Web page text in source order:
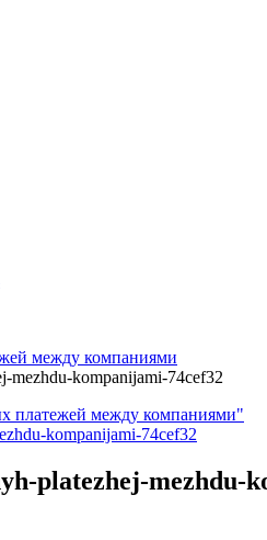
между компаниями
mezhdu-kompanijami-74cef32
платежей между компаниями"
platezhej-mezhdu-